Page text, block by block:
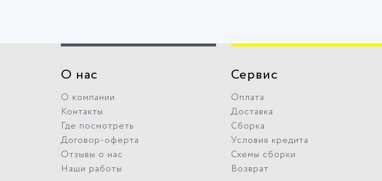
О нас
О компании
Контакты
Где посмотреть
Договор-оферта
Отзывы о нас
Наши работы
Сервис
Оплата
Доставка
Сборка
Условия кредита
Схемы сборки
Возврат